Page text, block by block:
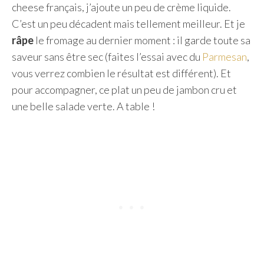
cheese français, j’ajoute un peu de crème liquide.
C’est un peu décadent mais tellement meilleur. Et je
râpe le fromage au dernier moment : il garde toute sa
saveur sans être sec (faites l’essai avec du Parmesan,
vous verrez combien le résultat est différent). Et
pour accompagner, ce plat un peu de jambon cru et
une belle salade verte. A table !